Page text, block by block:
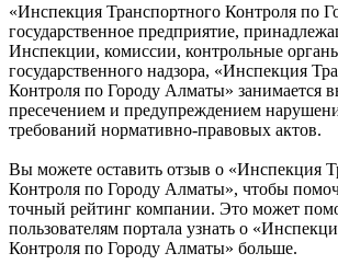
«Инспекция Транспортного Контроля по
государственное предприятие,
Инспекции, комиссии, контрольные
государственного надзора, «Инспекция
Контроля по Городу Алматы» занимается
пресечением и предупреждением
требований нормативно-правовых актов.
Вы можете оставить отзыв о «Инспекция
Контроля по Городу Алматы», чтобы
точный рейтинг компании. Это может
пользователям портала узнать о
Контроля по Городу Алматы» больше.